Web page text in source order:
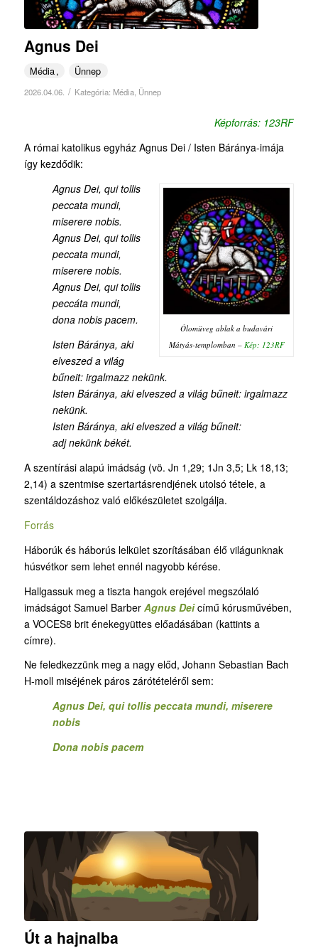
Agnus Dei
Média Ünnep
2026.04.06. / Kategória: Média, Ünnep
Képforrás: 123RF
A római katolikus egyház Agnus Dei / Isten Báránya-imája
így kezdődik:
Ólomüveg ablak a budavári
Mátyás-templomban – Kép: 123RF
Agnus Dei, qui tollis
peccata mundi,
miserere nobis.
Agnus Dei, qui tollis
peccata mundi,
miserere nobis.
Agnus Dei, qui tollis
peccáta mundi,
dona nobis pacem.
Isten Báránya, aki
elveszed a világ
bűneit: irgalmazz nekünk.
Isten Báránya, aki elveszed a világ bűneit: irgalmazz
nekünk.
Isten Báránya, aki elveszed a világ bűneit:
adj nekünk békét.
A szentírási alapú imádság (vö. Jn 1,29; 1Jn 3,5; Lk 18,13;
2,14) a szentmise szertartásrendjének utolsó tétele, a
szentáldozáshoz való előkészületet szolgálja.
Forrás
Háborúk és háborús lelkület szorításában élő világunknak
húsvétkor sem lehet ennél nagyobb kérése.
Hallgassuk meg a tiszta hangok erejével megszólaló
imádságot Samuel Barber Agnus Dei című kórusművében,
a VOCES8 brit énekegyüttes előadásában (kattints a
címre).
Ne feledkezzünk meg a nagy előd, Johann Sebastian Bach
H-moll miséjének páros zárótételéről sem:
Agnus Dei, qui tollis peccata mundi, miserere
nobis
Dona nobis pacem
Út a hajnalba